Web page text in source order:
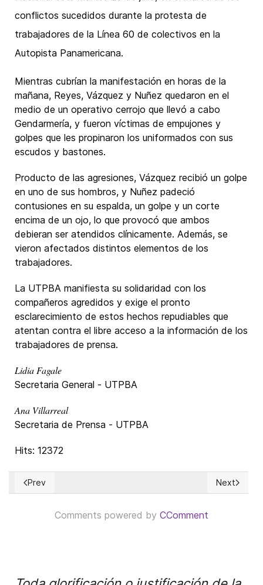
conflictos sucedidos durante la protesta de
trabajadores de la Línea 60 de colectivos en la
Autopista Panamericana.
Mientras cubrían la manifestación en horas de la
mañana, Reyes, Vázquez y Nuñez quedaron en el
medio de un operativo cerrojo que llevó a cabo
Gendarmería, y fueron víctimas de empujones y
golpes que les propinaron los uniformados con sus
escudos y bastones.
Producto de las agresiones, Vázquez recibió un golpe
en uno de sus hombros, y Nuñez padeció
contusiones en su espalda, un golpe y un corte
encima de un ojo, lo que provocó que ambos
debieran ser atendidos clínicamente. Además, se
vieron afectados distintos elementos de los
trabajadores.
La UTPBA manifiesta su solidaridad con los
compañeros agredidos y exige el pronto
esclarecimiento de estos hechos repudiables que
atentan contra el libre acceso a la información de los
trabajadores de prensa.
Lidia Fagale
Secretaria General - UTPBA
Ana Villarreal
Secretaria de Prensa - UTPBA
Hits: 12372
Previous article: CHILE: Seminario abordó Derechos
Prev Next
Next
Comments powered by CComment